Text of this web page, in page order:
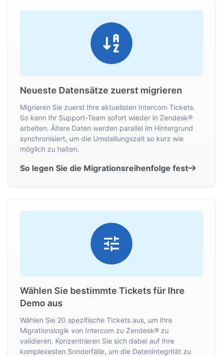
Neueste Datensätze zuerst migrieren
Migrieren Sie zuerst Ihre aktuellsten Intercom Tickets.
So kann Ihr Support-Team sofort wieder in Zendesk®
arbeiten. Ältere Daten werden parallel im Hintergrund
synchronisiert, um die Umstellungszeit so kurz wie
möglich zu halten.
So legen Sie die Migrationsreihenfolge fest
Wählen Sie bestimmte Tickets für Ihre
Demo aus
Wählen Sie 20 spezifische Tickets aus, um Ihre
Migrationslogik von Intercom zu Zendesk® zu
validieren. Konzentrieren Sie sich dabei auf Ihre
komplexesten Sonderfälle, um die Datenintegrität zu